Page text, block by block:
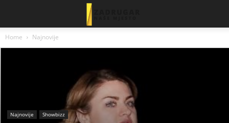
Home Najnovije
Najnovije Showbizz